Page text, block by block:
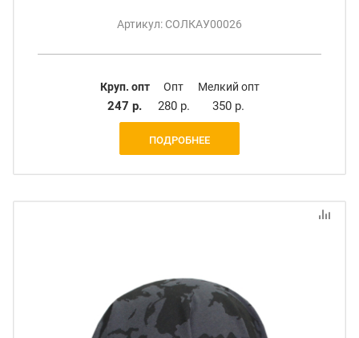
Артикул: СОЛКАУ00026
Круп. опт
247 р.
Опт
280 р.
Мелкий опт
350 р.
ПОДРОБНЕЕ